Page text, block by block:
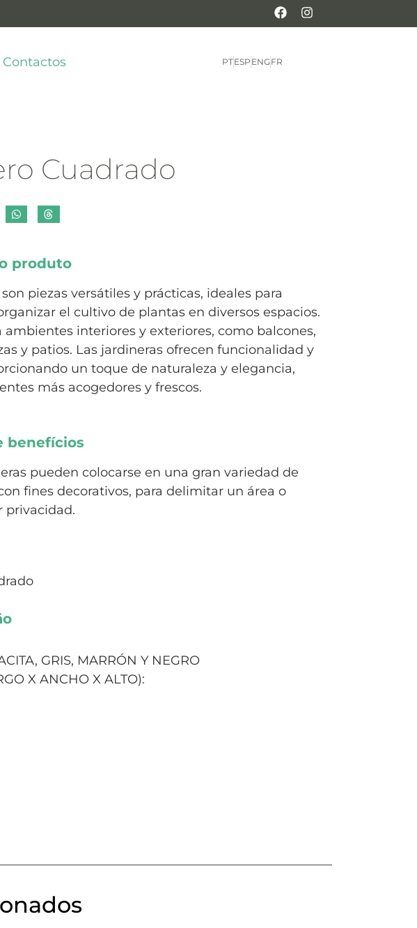
Contactos PTESP ENGFR
Cuadrado
produto
piezas versátiles y prácticas, ideales para
el cultivo de plantas en diversos espacios.
ambientes interiores y exteriores, como balcones,
y patios. Las jardineras ofrecen funcionalidad y
un toque de naturaleza y elegancia,
más acogedores y frescos.
benefícios
pueden colocarse en una gran variedad de
fines decorativos, para delimitar un área o
privacidad.
GRIS, MARRÓN Y NEGRO
X ANCHO X ALTO):